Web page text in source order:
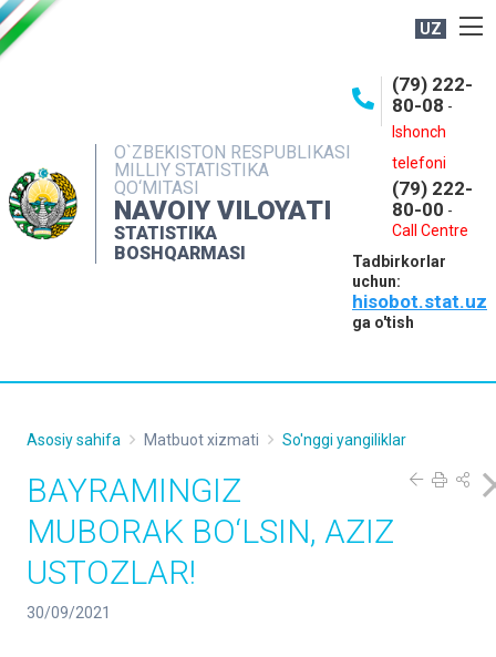
UZ
O`ZBEKISTON RESPUBLIKASI
MILLIY STATISTIKA
QO‘MITASI
NAVOIY VILOYATI
STATISTIKA
BOSHQARMASI
(79) 222-
80-08 -
Ishonch
telefoni
(79) 222-
80-00 -
Call Centre
Tadbirkorlar
uchun:
hisobot.stat.uz
ga o'tish
OCHIQ MA'LUMOTLAR
INTERAKTIV XIZMATLAR
MUROJAATLAR
Asosiy sahifa Matbuot xizmati So'nggi yangiliklar
BAYRAMINGIZ
MUBORAK BO‘LSIN, AZIZ
USTOZLAR!
30/09/2021